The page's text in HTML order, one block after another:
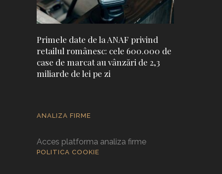
Primele date de la ANAF privind
retailul românesc: cele 600.000 de
case de marcat au vânzări de 2,3
miliarde de lei pe zi
ANALIZA FIRME
Acces platforma analiza firme
POLITICA COOKIE